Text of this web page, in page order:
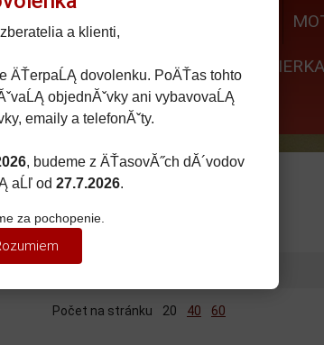
OSOBNÉ AUTÁ
DOPLNKY ZĽAVY A AKCIE MIERKA
Počet na stránku 20 40 60
a klienti,
ÄŤerpaĹĄ dovolenku. PoÄŤas tohto
objednĂˇvky ani vybavovaĹĄ
emaily a telefonĂˇty.
, budeme z ÄŤasovĂ˝ch dĂ´vodov
aĹľ od 27.7.2026.
za pochopenie.